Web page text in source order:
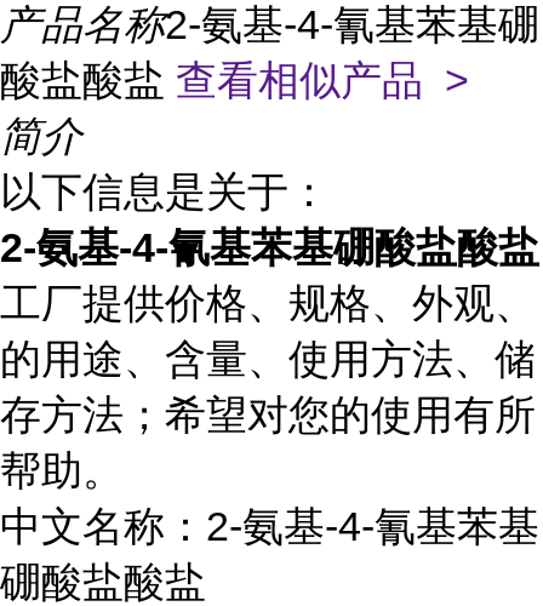
产品名称2-氨基-4-氰基苯基硼
酸盐酸盐 查看相似产品 >
简介
以下信息是关于：
2-氨基-4-氰基苯基硼酸盐酸盐
工厂提供价格、规格、外观、
的用途、含量、使用方法、储
存方法；希望对您的使用有所
帮助。
中文名称：2-氨基-4-氰基苯基
硼酸盐酸盐